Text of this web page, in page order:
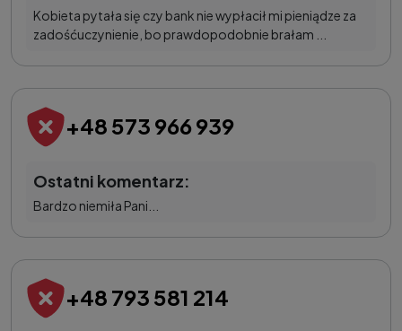
Kobieta pytała się czy bank nie wypłacił mi pieniądze za
zadośćuczynienie, bo prawdopodobnie brałam ...
+48 573 966 939
Ostatni komentarz:
Bardzo niemiła Pani...
+48 793 581 214